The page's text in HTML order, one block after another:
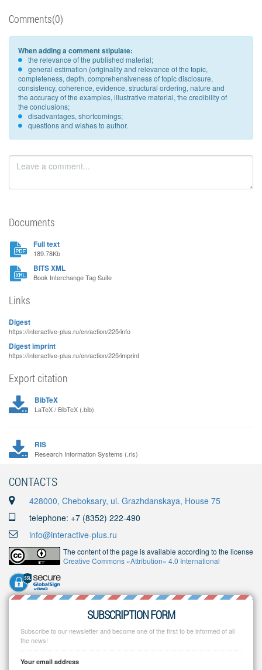
Comments(0)
When adding a comment stipulate:
the relevance of the published material;
general estimation (originality and relevance of the topic,
completeness, depth, comprehensiveness of topic disclosure,
consistency, coherence, evidence, structural ordering, nature and
the accuracy of the examples, illustrative material, the credibility of
the conclusions;
disadvantages, shortcomings;
questions and wishes to author.
Documents
Full text
189.78Kb
BITS XML
Book Interchange Tag Suite
Links
Digest
https://interactive-plus.ru/en/action/225/info
Digest imprint
https://interactive-plus.ru/en/action/225/imprint
Export citation
BibTeX
LaTeX / BibTeX (.bib)
RIS
Research Information Systems (.ris)
CONTACTS
428000, Cheboksary, ul. Grazhdanskaya, House 75
telephone: +7 (8352) 222-490
info@interactive-plus.ru
The content of the page is available according to the license
Creative Commons «Attribution» 4.0 International
SUBSCRIPTION FORM
Subscribe to our newsletter and become one of the first to be informed of all
the news!
Your email address